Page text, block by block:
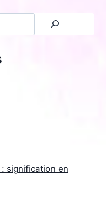
signification en